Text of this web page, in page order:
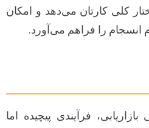
کلی کارتان می‌دهد و امکان
را فراهم می‌آورد.
فرآیندی پیچیده اما